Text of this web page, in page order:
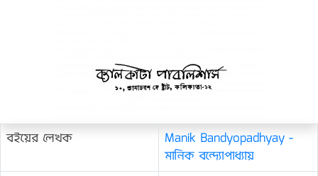
বইয়ের লেখক
Manik Bandyopadhyay -
মানিক বন্দ্যোপাধ্যায়